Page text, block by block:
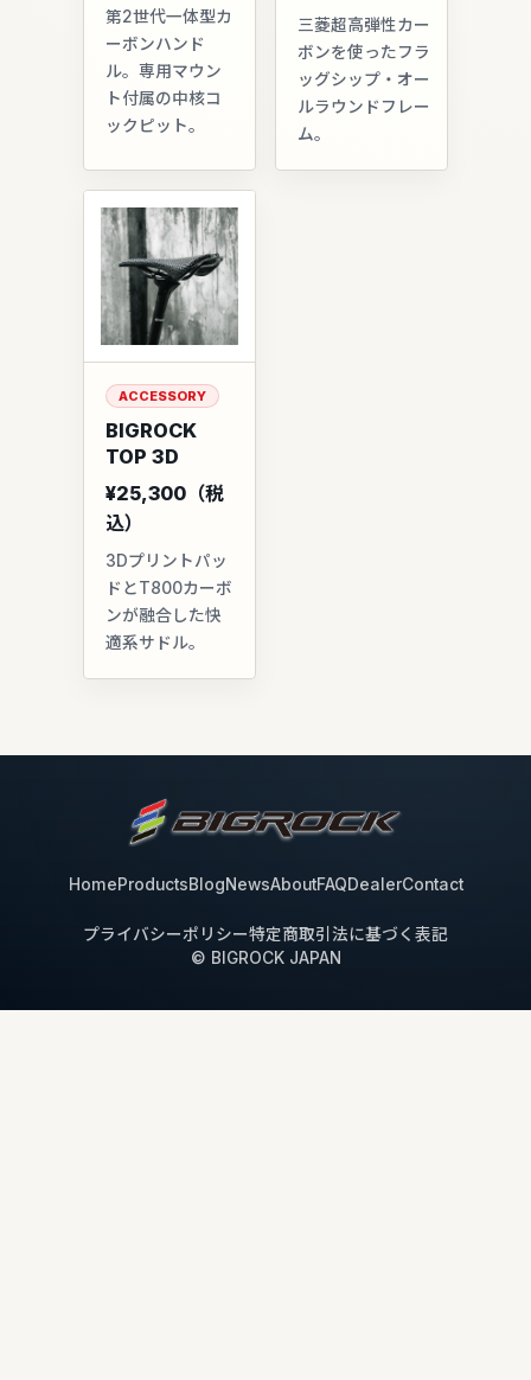
第2世代一体型カ
ーボンハンド
ル。専用マウン
ト付属の中核コ
ックピット。
三菱超高弾性カー
ボンを使ったフラ
ッグシップ・オー
ルラウンドフレー
ム。
ACCESSORY
BIGROCK
TOP 3D
¥25,300（税
込）
3Dプリントパッ
ドとT800カーボ
ンが融合した快
適系サドル。
HomeProductsBlogNewsAboutFAQDealerContact
プライバシーポリシー特定商取引法に基づく表記
© BIGROCK JAPAN